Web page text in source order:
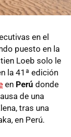
en el
puesto en la
Loeb solo le
la 41ª edición
en Perú donde
de una
tras una
en Perú.